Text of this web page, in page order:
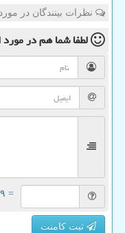
نظرات بینندگان در
لطفا شما همدر
= ۹ بعلاوه ۱
ثبت کامنت